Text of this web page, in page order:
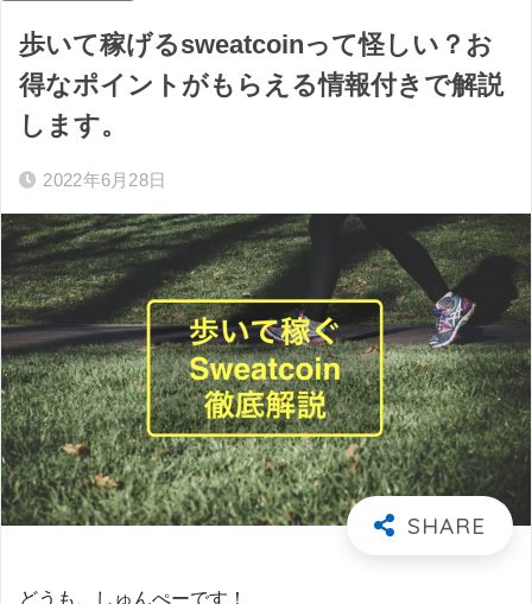
歩いて稼げるsweatcoinって怪しい？お
得なポイントがもらえる情報付きで解説
します。
2022年6月28日
どうも、しゅんぺーです！